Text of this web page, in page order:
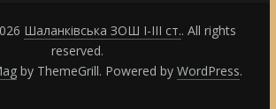
Шаланківська ЗОШ І-ІІІ ст.. All rights
reserved.
by ThemeGrill. Powered by WordPress.